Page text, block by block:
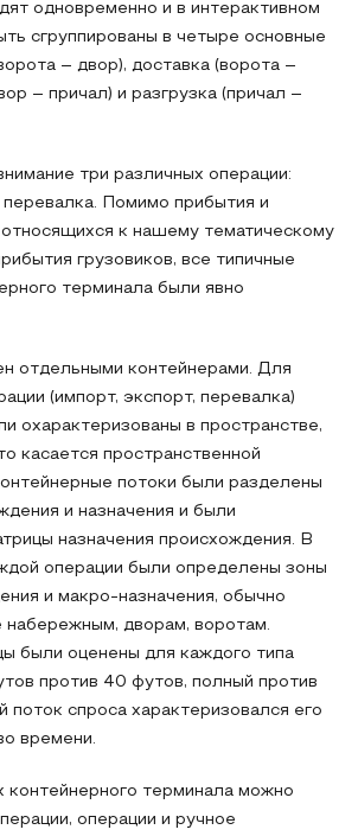
одновременно и в интерактивном
сгруппированы в четыре основные
– двор), доставка (ворота –
– причал) и разгрузка (причал –
три различных операции:
перевалка. Помимо прибытия и
относящихся к нашему тематическому
грузовиков, все типичные
терминала были явно
отдельными контейнерами. Для
(импорт, экспорт, перевалка)
охарактеризованы в пространстве,
касается пространственной
потоки были разделены
и назначения и были
назначения происхождения. В
операции были определены зоны
и макро-назначения, обычно
дворам, воротам.
были оценены для каждого типа
против 40 футов, полный против
поток спроса характеризовался его
времени.
контейнерного терминала можно
операции и ручное